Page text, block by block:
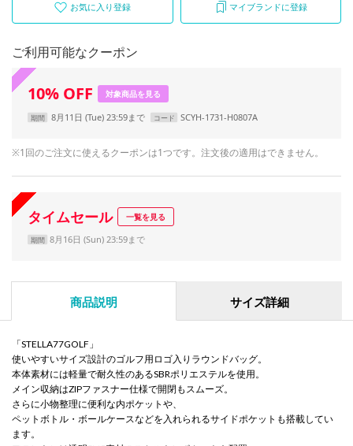
お気に入り登録 マイブランドに登録
ご利用可能なクーポン
10% OFF 対象商品を見る
期間 8月11日 (Tue) 23:59まで コード SCYH-1731-H0807A
※1回のご注文に使えるクーポンは1つです。注文後の適用はできません。
タイムセール 一覧を見る
期間 8月16日 (Sun) 23:59まで
商品説明 サイズ詳細
「STELLA77GOLF」
使いやすいサイズ設計のゴルフ用ロゴ入りラウンドバッグ。
本体素材には軽量で耐久性のあるSBRポリエステルを使用。
メイン収納はZIPファスナー仕様で開閉もスムーズ。
さらに小物整理に便利な内ポケットや、
ペットボトル・ボールケースなどを入れられるサイドポケットも搭載してい
ます。